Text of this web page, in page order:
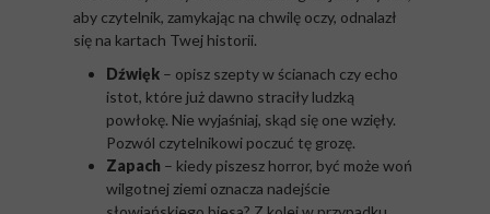
aby czytelnik, zamykając na chwilę oczy, odnalazł
się na kartach Twej historii.
Dźwięk – opisz szepty w ścianach czy echo
istot, które już dawno straciły ludzką
powłokę. Nie wyjaśniaj, skąd się one wzięły.
Pozwól czytelnikowi poczuć tę grozę.
Zapach – kiedy piszesz horror, być może woń
wilgotnej ziemi oznacza nadejście